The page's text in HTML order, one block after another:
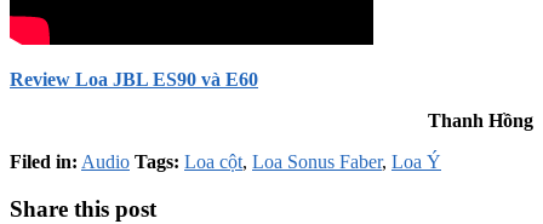
Review Loa JBL ES90 và E60
Thanh Hồng
Filed in: Audio Tags: Loa cột, Loa Sonus Faber, Loa Ý
Share this post